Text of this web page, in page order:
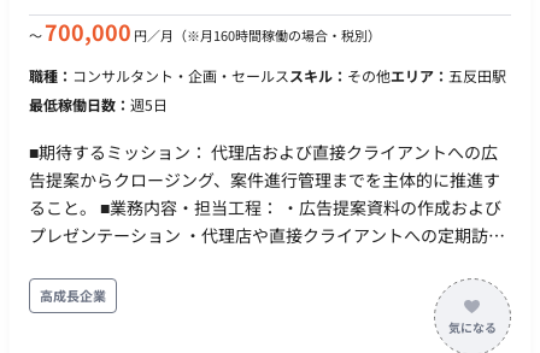
（LP・クリエイティブ実制作担当。連携先として想定） ■開発
（初月は月16時間、2ヶ月目以降は月8時間など状況に応じて縮
小調整を想定） ・リモート稼働：フルリモート ・フレックス稼
いただけます）
〜700,000 円／月 （※月160時間稼働の場合・税別）
職種： コンサルタント・企画・セールススキル： その他エリア： 五反田駅
最低稼働日数： 週5日
■期待するミッション： 代理店および直接クライアントへの広
告提案からクロージング、案件進行管理までを主体的に推進す
ること。 ■業務内容・担当工程： ・広告提案資料の作成および
プレゼンテーション ・代理店や直接クライアントへの定期訪問
くカスタマイズ提案 ・契約締結から請求管理までの一連の案件
進行管理 ・社内関連チームとの連携およびデータに基づく能動
高成長企業